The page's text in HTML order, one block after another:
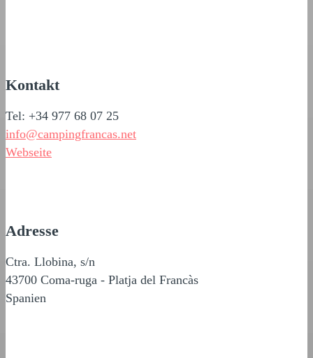
Kontakt
Tel: +34 977 68 07 25
info@campingfrancas.net
Webseite
Adresse
Ctra. Llobina, s/n
43700 Coma-ruga - Platja del Francàs
Spanien